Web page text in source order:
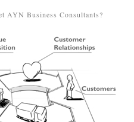
AYN Business Consultants?